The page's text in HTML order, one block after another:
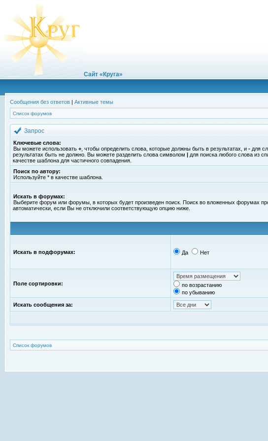
Сайт «Круга»
Сообщения без ответов | Активные темы
Список форумов
Запрос
Ключевые слова:
Вы можете использовать + , чтобы определить слова, которые должны быть в результатах, и - для
результатах быть не должно. Вы можете разделить слова символом | для поиска любого слова из
качестве шаблона для частичного совпадения.
Поиск по автору:
Используйте * в качестве шаблона.
Искать в форумах:
Выберите форум или форумы, в которых будет произведен поиск. Поиск во вложенных форумах
автоматически, если Вы не отключили соответствующую опцию ниже.
Искать в подфорумах: Да Нет
Поле сортировки:
по возрастанию
по убыванию
Искать сообщения за:
Список форумов